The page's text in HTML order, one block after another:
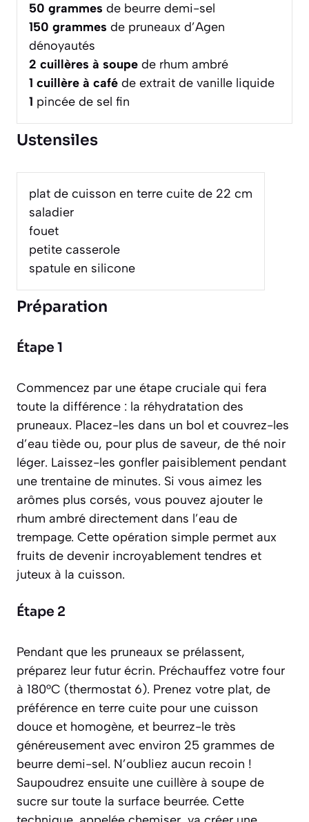
50 grammes de beurre demi-sel
150 grammes de pruneaux d’Agen
dénoyautés
2 cuillères à soupe de rhum ambré
1 cuillère à café de extrait de vanille liquide
1 pincée de sel fin
Ustensiles
plat de cuisson en terre cuite de 22 cm
saladier
fouet
petite casserole
spatule en silicone
Préparation
Étape 1
Commencez par une étape cruciale qui fera
toute la différence : la réhydratation des
pruneaux. Placez-les dans un bol et couvrez-les
d’eau tiède ou, pour plus de saveur, de thé noir
léger. Laissez-les gonfler paisiblement pendant
une trentaine de minutes. Si vous aimez les
arômes plus corsés, vous pouvez ajouter le
rhum ambré directement dans l’eau de
trempage. Cette opération simple permet aux
fruits de devenir incroyablement tendres et
juteux à la cuisson.
Étape 2
Pendant que les pruneaux se prélassent,
préparez leur futur écrin. Préchauffez votre four
à 180°C (thermostat 6). Prenez votre plat, de
préférence en terre cuite pour une cuisson
douce et homogène, et beurrez-le très
généreusement avec environ 25 grammes de
beurre demi-sel. N’oubliez aucun recoin !
Saupoudrez ensuite une cuillère à soupe de
sucre sur toute la surface beurrée. Cette